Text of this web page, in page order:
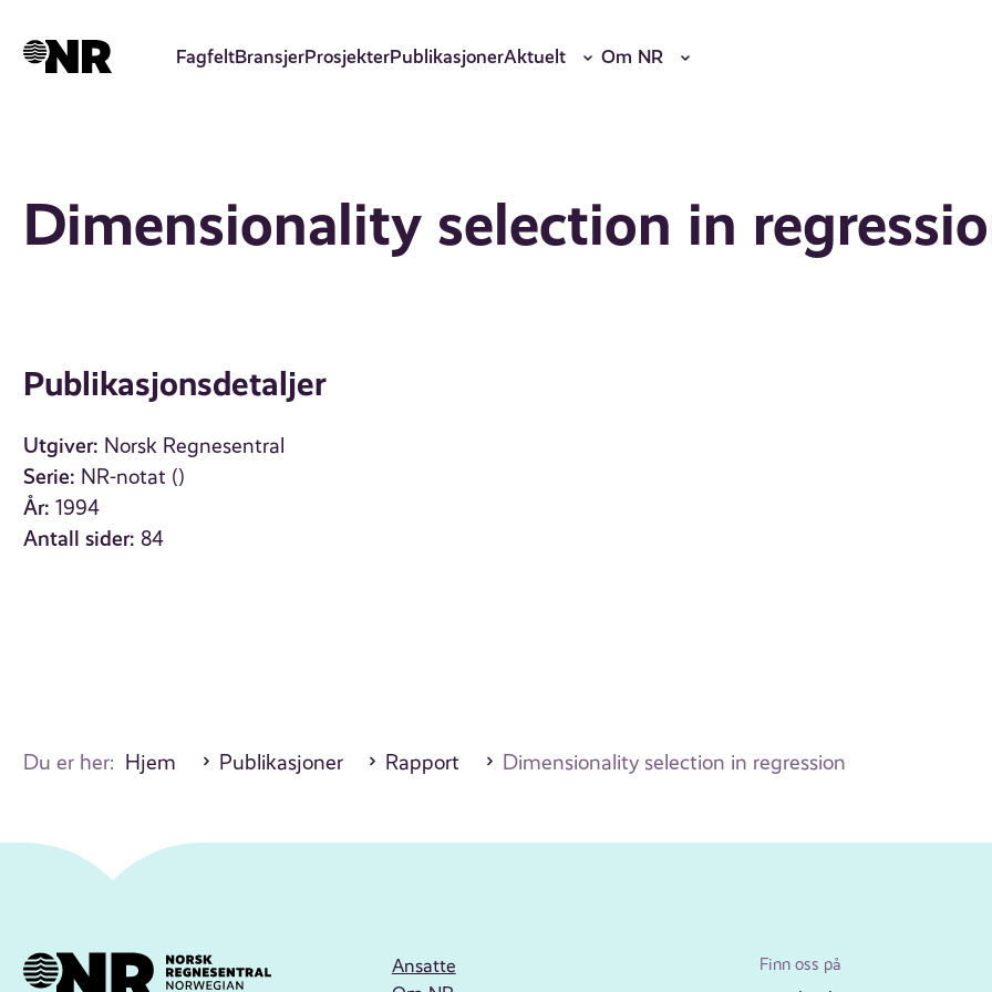
hovedinnhold
FagfeltBransjerProsjekterPublikasjonerAktuelt Om NR
Dimensionality selection in
Publikasjonsdetaljer
Utgiver: Norsk Regnesentral
Serie: NR-notat ()
År: 1994
Antall sider: 84
Du er her: Hjem Publikasjoner Rapport Dimensionality selection in regression
Ansatte
Finn oss på